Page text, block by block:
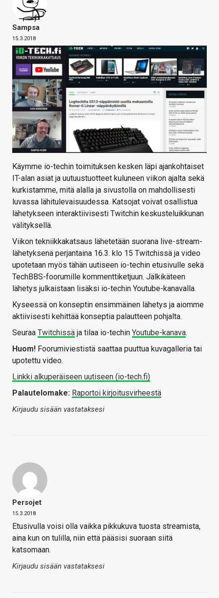
Sampsa
15.3.2018
Käymme io-techin toimituksen kesken läpi ajankohtaiset
IT-alan asiat ja uutuustuotteet kuluneen viikon ajalta sekä
kurkistamme, mitä alalla ja sivustolla on mahdollisesti
luvassa lähitulevaisuudessa. Katsojat voivat osallistua
lähetykseen interaktiivisesti Twitchin keskusteluikkunan
välityksellä.
Viikon tekniikkakatsaus lähetetään suorana live-stream-
lähetyksenä perjantaina 16.3. klo 15 Twitchissä ja video
upotetaan myös tähän uutiseen io-techin etusivulle sekä
TechBBS-foorumille kommenttiketjuun. Jälkikäteen
lähetys julkaistaan lisäksi io-techin Youtube-kanavalla.
Kyseessä on konseptin ensimmäinen lähetys ja aiomme
aktiivisesti kehittää konseptia palautteen pohjalta.
Seuraa Twitchissä ja tilaa io-techin Youtube-kanava.
Huom! Foorumiviestistä saattaa puuttua kuvagalleria tai
upotettu video.
Linkki alkuperäiseen uutiseen (io-tech.fi)
Palautelomake: Raportoi kirjoitusvirheestä
Kirjaudu sisään vastataksesi
Persojet
15.3.2018
Etusivulla voisi olla vaikka pikkukuva tuosta streamista,
aina kun on tulilla, niin että pääsisi suoraan siitä
katsomaan.
Kirjaudu sisään vastataksesi